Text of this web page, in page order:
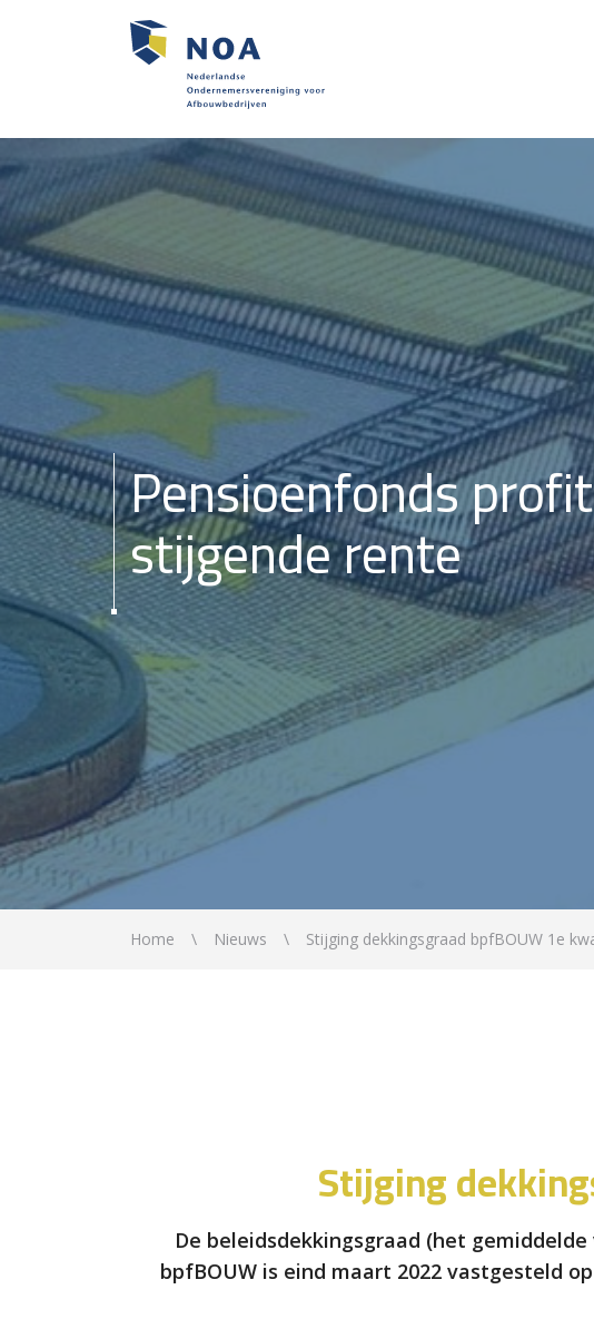
Pensioenfonds
stijgende rente
Home Nieuws Stijging dekkingsgraad bpfBOUW 1e
Stijging
De beleidsdekkingsgraad (het
bpfBOUW is eind maart 2022 vastgesteld